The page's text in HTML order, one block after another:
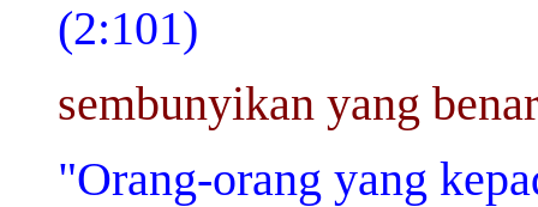
(2:101)
sembunyikan yang
"Orang-orang yang